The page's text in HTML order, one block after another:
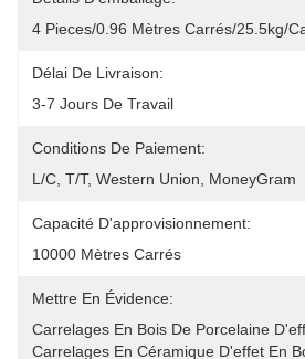
4 Pieces/0.96 Mètres Carrés/25.5kg/
Délai De Livraison:
3-7 Jours De Travail
Conditions De Paiement:
L/C, T/T, Western Union, MoneyGram
Capacité D'approvisionnement:
10000 Mètres Carrés
Mettre En Évidence:
Carrelages En Bois De Porcelaine
Carrelages En Céramique D'effet En